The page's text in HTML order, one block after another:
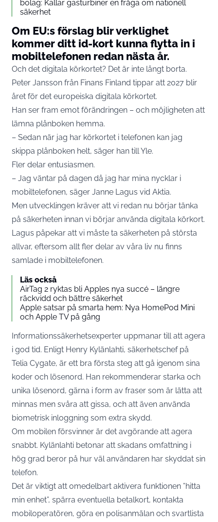
bolag: Kallar gasturbiner en fråga om nationell
säkerhet
Om EU:s förslag blir verklighet
kommer ditt id-kort kunna flytta in i
mobiltelefonen redan nästa år.
Och det digitala körkortet? Det är inte långt borta.
Peter Jansson från Finans Finland tippar att 2027 blir
året för det europeiska digitala körkortet.
Han ser fram emot förändringen – och möjligheten att
lämna plånboken hemma.
– Sedan när jag har körkortet i telefonen kan jag
skippa plånboken helt, säger han tillYle.
Fler delar entusiasmen.
– Jag väntar på dagen då jag har mina nycklar i
mobiltelefonen, säger Janne Lagus vid Aktia.
Men utvecklingen kräver att vi redan nu börjar tänka
på säkerheten innan vi börjar använda digitala körkort.
Lagus påpekar att vi måste ta säkerheten på största
allvar, eftersom allt fler delar av våra liv nu finns
samlade i mobiltelefonen.
Läs också
AirTag 2 ryktas bli Apples nya succé – längre
räckvidd och bättre säkerhet
Apple satsar på smarta hem: Nya HomePod Mini
och Apple TV på gång
Informationssäkerhetsexperter uppmanar till att agera
i god tid. Enligt Henry Kylänlahti, säkerhetschef på
Telia Cygate, är ett bra första steg att gå igenom sina
koder och lösenord. Han rekommenderar starka och
unika lösenord, gärna i form av fraser som är lätta att
minnas men svåra att gissa, och att även använda
biometrisk inloggning som extra skydd.
Om mobilen försvinner är det avgörande att agera
snabbt. Kylänlahti betonar att skadans omfattning i
hög grad beror på hur väl användaren har skyddat sin
telefon.
Det är viktigt att omedelbart aktivera funktionen ”hitta
min enhet”, spärra eventuella betalkort, kontakta
mobiloperatören, göra en polisanmälan och svartlista